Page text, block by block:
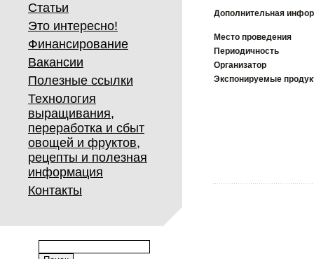
Статьи
Это интересно!
Финансирование
Вакансии
Полезные ссылки
Технология
выращивания,
переработка и сбыт
овощей и фруктов,
рецепты и полезная
информация
Контакты
Дополнительная
Место проведения
Периодичность
Организатор
Экспонируемые